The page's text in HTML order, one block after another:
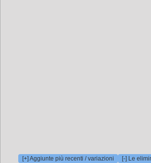
[+] Aggiunte più recenti / variazioni
[-] Le